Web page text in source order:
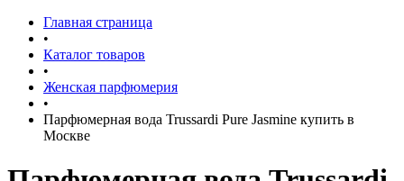
Главная страница
•
Каталог товаров
•
Женская парфюмерия
•
Парфюмерная вода Trussardi Pure Jasmine купить в
Москве